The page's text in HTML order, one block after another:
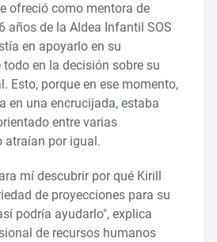
ofreció como mentora de
años de la Aldea Infantil SOS
en apoyarlo en su
en la decisión sobre su
Esto, porque en ese momento,
en una encrucijada, estaba
entre varias
atraían por igual.
mí descubrir por qué Kirill
de proyecciones para su
podría ayudarlo", explica
de recursos humanos